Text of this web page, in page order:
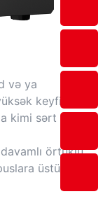
və ya
keyfiyyətli
kimi sərt
örtüklü
üstünlük